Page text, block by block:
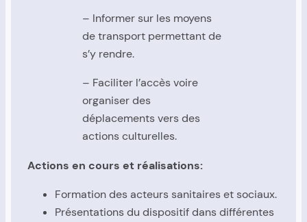
– Informer sur les moyens
de transport permettant de
s’y rendre.
– Faciliter l’accès voire
organiser des
déplacements vers des
actions culturelles.
Actions en cours et réalisations:
Formation des acteurs sanitaires et sociaux.
Présentations du dispositif dans différentes